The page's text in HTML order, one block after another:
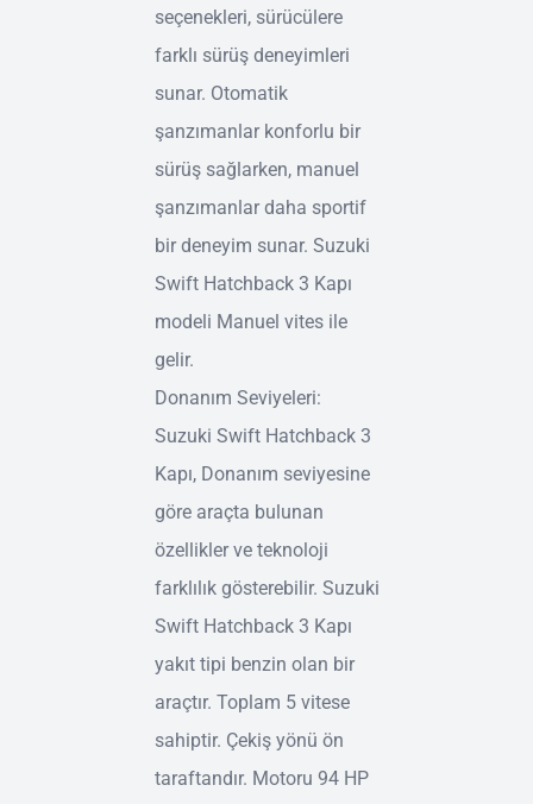
seçenekleri, sürücülere
farklı sürüş deneyimleri
sunar. Otomatik
şanzımanlar konforlu bir
sürüş sağlarken, manuel
şanzımanlar daha sportif
bir deneyim sunar. Suzuki
Swift Hatchback 3 Kapı
modeli Manuel vites ile
gelir.
Donanım Seviyeleri:
Suzuki Swift Hatchback 3
Kapı, Donanım seviyesine
göre araçta bulunan
özellikler ve teknoloji
farklılık gösterebilir. Suzuki
Swift Hatchback 3 Kapı
yakıt tipi benzin olan bir
araçtır. Toplam 5 vitese
sahiptir. Çekiş yönü ön
taraftandır. Motoru 94 HP